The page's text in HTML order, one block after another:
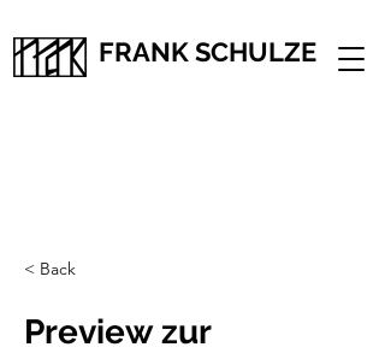
FRANK SCHULZE
< Back
Preview zur